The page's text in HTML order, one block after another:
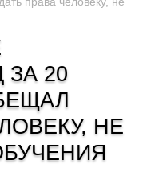
ЗА 20
НЕ